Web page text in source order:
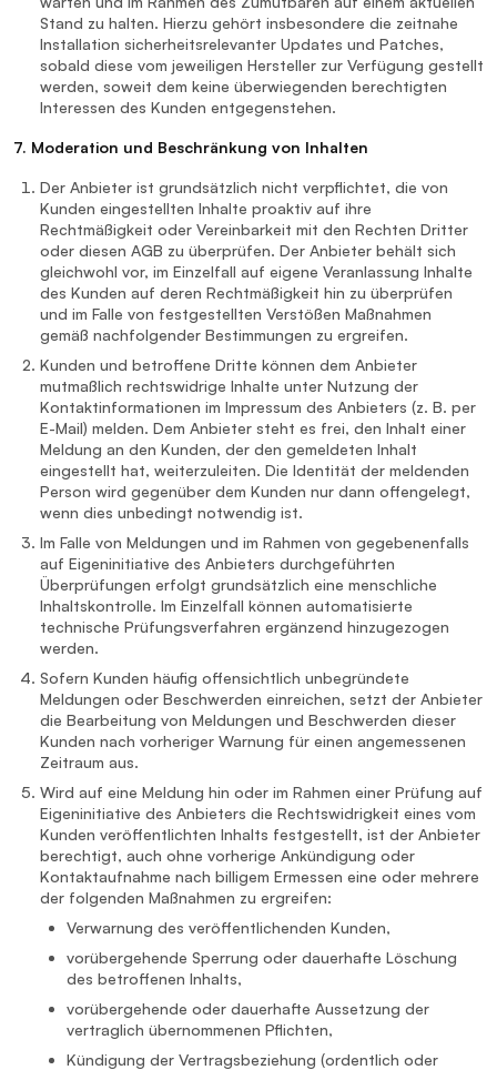
Stand zu halten. Hierzu gehört insbesondere die zeitnahe
Installation sicherheitsrelevanter Updates und Patches,
sobald diese vom jeweiligen Hersteller zur Verfügung gestellt
werden, soweit dem keine überwiegenden berechtigten
Interessen des Kunden entgegenstehen.
7. Moderation und Beschränkung von Inhalten
Der Anbieter ist grundsätzlich nicht verpflichtet, die von
Kunden eingestellten Inhalte proaktiv auf ihre
Rechtmäßigkeit oder Vereinbarkeit mit den Rechten Dritter
oder diesen AGB zu überprüfen. Der Anbieter behält sich
gleichwohl vor, im Einzelfall auf eigene Veranlassung Inhalte
des Kunden auf deren Rechtmäßigkeit hin zu überprüfen
und im Falle von festgestellten Verstößen Maßnahmen
gemäß nachfolgender Bestimmungen zu ergreifen.
Kunden und betroffene Dritte können dem Anbieter
mutmaßlich rechtswidrige Inhalte unter Nutzung der
Kontaktinformationen im Impressum des Anbieters (z. B. per
E-Mail) melden. Dem Anbieter steht es frei, den Inhalt einer
Meldung an den Kunden, der den gemeldeten Inhalt
eingestellt hat, weiterzuleiten. Die Identität der meldenden
Person wird gegenüber dem Kunden nur dann offengelegt,
wenn dies unbedingt notwendig ist.
Im Falle von Meldungen und im Rahmen von gegebenenfalls
auf Eigeninitiative des Anbieters durchgeführten
Überprüfungen erfolgt grundsätzlich eine menschliche
Inhaltskontrolle. Im Einzelfall können automatisierte
technische Prüfungsverfahren ergänzend hinzugezogen
werden.
Sofern Kunden häufig offensichtlich unbegründete
Meldungen oder Beschwerden einreichen, setzt der Anbieter
die Bearbeitung von Meldungen und Beschwerden dieser
Kunden nach vorheriger Warnung für einen angemessenen
Zeitraum aus.
Wird auf eine Meldung hin oder im Rahmen einer Prüfung auf
Eigeninitiative des Anbieters die Rechtswidrigkeit eines vom
Kunden veröffentlichten Inhalts festgestellt, ist der Anbieter
berechtigt, auch ohne vorherige Ankündigung oder
Kontaktaufnahme nach billigem Ermessen eine oder mehrere
der folgenden Maßnahmen zu ergreifen:
Verwarnung des veröffentlichenden Kunden,
vorübergehende Sperrung oder dauerhafte Löschung
des betroffenen Inhalts,
vorübergehende oder dauerhafte Aussetzung der
vertraglich übernommenen Pflichten,
Kündigung der Vertragsbeziehung (ordentlich oder